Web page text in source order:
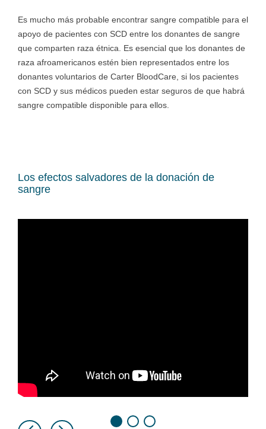
Es mucho más probable encontrar sangre compatible para el
apoyo de pacientes con SCD entre los donantes de sangre
que comparten raza étnica. Es esencial que los donantes de
raza afroamericanos estén bien representados entre los
donantes voluntarios de Carter BloodCare, si los pacientes
con SCD y sus médicos pueden estar seguros de que habrá
sangre compatible disponible para ellos.
Los efectos salvadores de la donación de
sangre